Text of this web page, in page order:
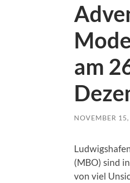
am
NOVEMBER
(MBO) sind
von viel